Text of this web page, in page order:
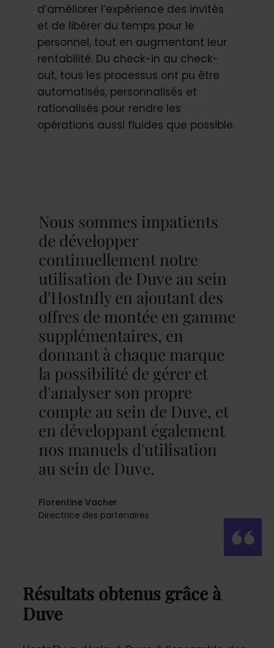
d’améliorer l’expérience des invités
et de libérer du temps pour le
personnel, tout en augmentant leur
rentabilité. Du check-in au check-
out, tous les processus ont pu être
automatisés, personnalisés et
rationalisés pour rendre les
opérations aussi fluides que possible.
Nous sommes impatients
de développer
continuellement notre
utilisation de Duve au sein
d'Hostnfly en ajoutant des
offres de montée en gamme
supplémentaires, en
donnant à chaque marque
la possibilité de gérer et
d'analyser son propre
compte au sein de Duve, et
en développant également
nos manuels d'utilisation
au sein de Duve.
Florentine Vacher
Directrice des partenaires
Résultats obtenus grâce à
Duve